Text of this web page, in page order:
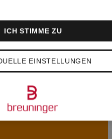
EINSTELLUNGEN
ICH STIMME ZU